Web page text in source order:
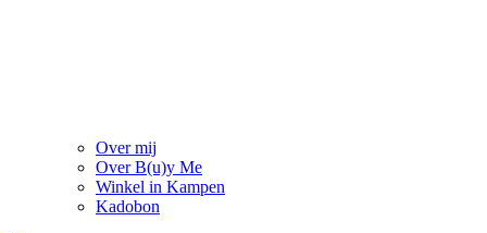
Over mij
Over B(u)y Me
Winkel in Kampen
Kadobon